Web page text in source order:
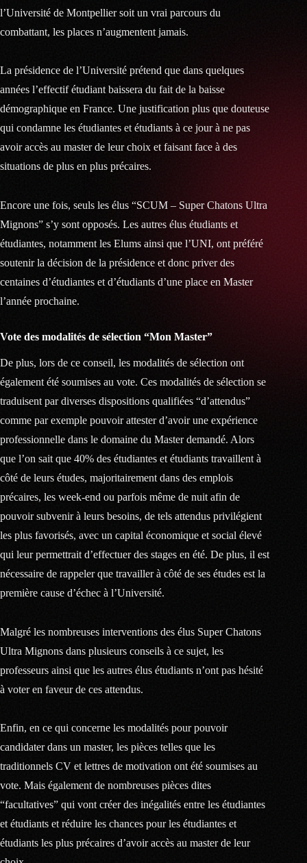
l’Université de Montpellier soit un vrai parcours du
combattant, les places n’augmentent jamais.
La présidence de l’Université prétend que dans quelques
années l’effectif étudiant baissera du fait de la baisse
démographique en France. Une justification plus que douteuse
qui condamne les étudiantes et étudiants à ce jour à ne pas
avoir accès au master de leur choix et faisant face à des
situations de plus en plus précaires.
Encore une fois, seuls les élus “SCUM – Super Chatons Ultra
Mignons” s’y sont opposés. Les autres élus étudiants et
étudiantes, notamment les Elums ainsi que l’UNI, ont préféré
soutenir la décision de la présidence et donc priver des
centaines d’étudiantes et d’étudiants d’une place en Master
l’année prochaine.
Vote des modalités de sélection “Mon Master”
De plus, lors de ce conseil, les modalités de sélection ont
également été soumises au vote. Ces modalités de sélection se
traduisent par diverses dispositions qualifiées “d’attendus”
comme par exemple pouvoir attester d’avoir une expérience
professionnelle dans le domaine du Master demandé. Alors
que l’on sait que 40% des étudiantes et étudiants travaillent à
côté de leurs études, majoritairement dans des emplois
précaires, les week-end ou parfois même de nuit afin de
pouvoir subvenir à leurs besoins, de tels attendus privilégient
les plus favorisés, avec un capital économique et social élevé
qui leur permettrait d’effectuer des stages en été. De plus, il est
nécessaire de rappeler que travailler à côté de ses études est la
première cause d’échec à l’Université.
Malgré les nombreuses interventions des élus Super Chatons
Ultra Mignons dans plusieurs conseils à ce sujet, les
professeurs ainsi que les autres élus étudiants n’ont pas hésité
à voter en faveur de ces attendus.
Enfin, en ce qui concerne les modalités pour pouvoir
candidater dans un master, les pièces telles que les
traditionnels CV et lettres de motivation ont été soumises au
vote. Mais également de nombreuses pièces dites
“facultatives” qui vont créer des inégalités entre les étudiantes
et étudiants et réduire les chances pour les étudiantes et
étudiants les plus précaires d’avoir accès au master de leur